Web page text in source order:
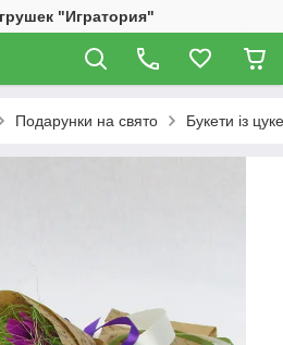
"Игратория"
Подарунки на свято Букети із